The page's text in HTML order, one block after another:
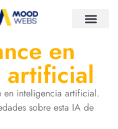
El
en
artificial
en inteligencia artificial.
sobre esta IA de